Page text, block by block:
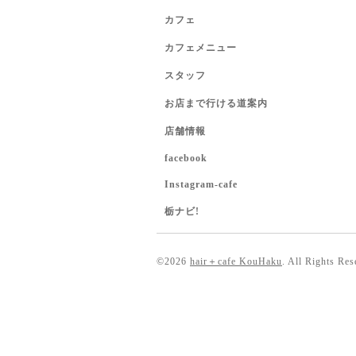
カフェ
カフェメニュー
スタッフ
お店まで行ける道案内
店舗情報
facebook
Instagram-cafe
栃ナビ!
©2026 hair＋cafe KouHaku. All Rights